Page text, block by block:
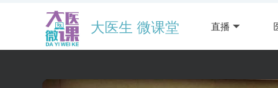
大医生 微课堂 直播